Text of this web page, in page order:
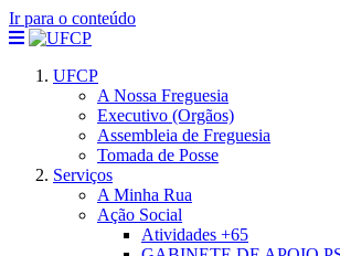
Ir para o conteúdo
UFCP
A Nossa Freguesia
Executivo (Orgãos)
Assembleia de Freguesia
Tomada de Posse
Serviços
A Minha Rua
Ação Social
Atividades +65